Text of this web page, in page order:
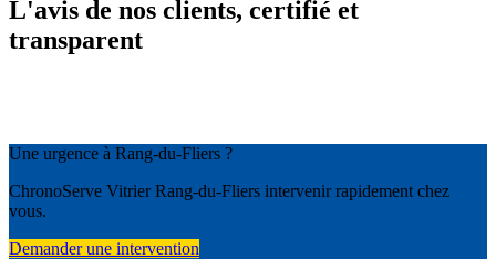
L'avis de nos clients, certifié et
transparent
Une urgence à Rang-du-Fliers ?
ChronoServe Vitrier Rang-du-Fliers intervenir rapidement chez
vous.
Demander une intervention